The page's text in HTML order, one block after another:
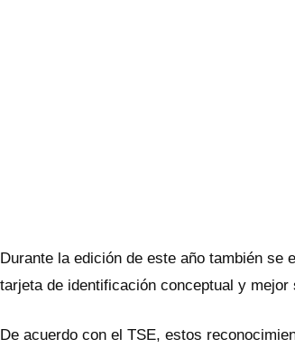
Durante la edición de este año también se
tarjeta de identificación conceptual y mejor
De acuerdo con el TSE, estos